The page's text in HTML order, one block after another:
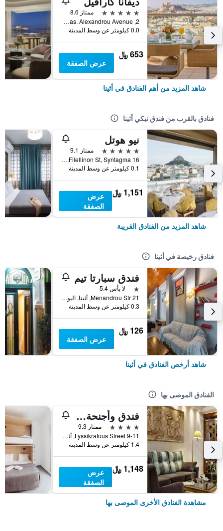
5 نجوم
ممتاز 8.6
2, Vas. Alexandrou Avenue, أثينا, اليونان
0.0 كيلومتر عن وسط المدينة
653 ﷼
عرض الصفقة
شاهد المزيد من أهم الفنادق في أثينا
فنادق بالقرب من فندق نيكي أثينا
نيو هوتل
5 نجوم
ممتاز 9.1
16 Filellinon St, Syntagma, أثينا, اليونان
0.1 كيلومتر عن وسط المدينة
1,151 ﷼
عرض
الصفقة
شاهد المزيد من الفنادق القريبة
فنادق رخيصة في أثينا
فندق سبارتا تيم
نجمة واحدة
لا بأس 5.4
21 Menandrou Str, أثينا, اليونان
0.3 كيلومتر عن وسط المدينة
126 ﷼
عرض الصفقة
شاهد أرخص الفنادق في أثينا
الفنادق الموصى بها
فندق وأجنحة آفا
4 نجوم
ممتاز 9.3
9-11 Lyssikratous Street, أثينا, اليونان
1.4 كيلومتر عن وسط المدينة
1,148 ﷼
عرض
الصفقة
مشاهدة الفنادق الأخرى الموصى بها